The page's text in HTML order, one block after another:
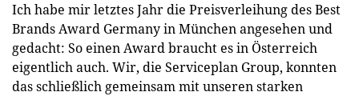
Ich habe mir letztes Jahr die Preisverleihung des Best
Brands Award Germany in München angesehen und
gedacht: So einen Award braucht es in Österreich
eigentlich auch. Wir, die Serviceplan Group, konnten
das schließlich gemeinsam mit unseren starken